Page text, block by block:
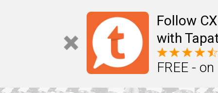
Follow
with
FREE -